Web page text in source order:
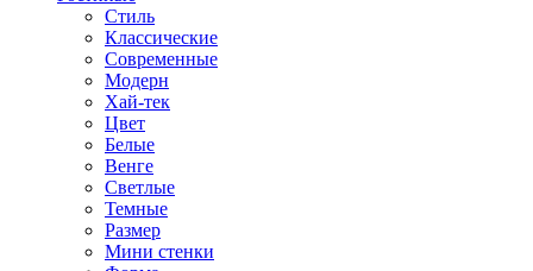
Стиль
Классические
Современные
Модерн
Хай-тек
Цвет
Белые
Венге
Светлые
Темные
Размер
Мини стенки